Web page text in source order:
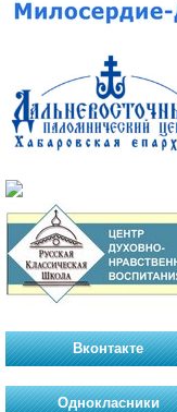
Вконтакте
Однокласники